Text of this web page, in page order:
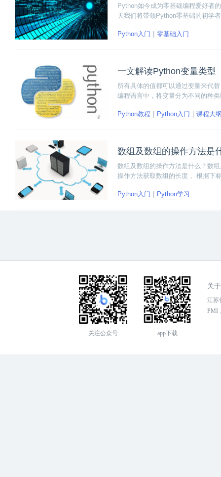
Python如今成为零基础编程爱好者
天我们将带领Python零基础的初学
Python入门
零基础入门
一文解读Python变量类型
所有具体的值都可以通过变量来代
编程语言中，将变量分为不同的种
Python教程
Python入门 课程大
数组及数组的操作方法是
数组及数组的操作方法是什么？数
操作方法获取数组的长度， 根据下
Python入门 Python学习
关注公众号 app下载
关
江苏
PMI